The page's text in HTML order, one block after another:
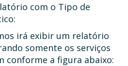
com o Tipo de
irá exibir um relatório
somente os serviços
conforme a figura abaixo: